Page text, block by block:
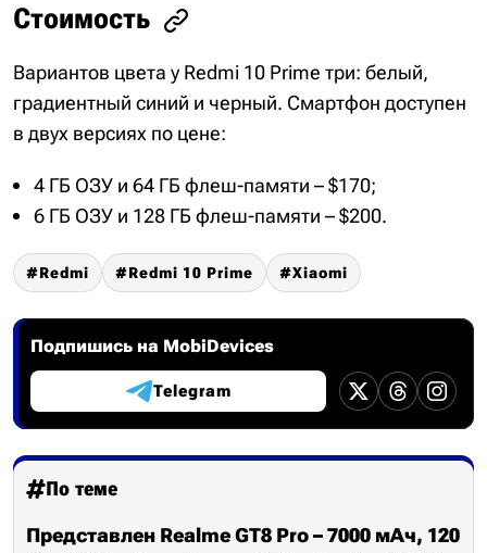
Стоимость
Вариантов цвета у Redmi 10 Prime три: белый,
градиентный синий и черный. Смартфон доступен
в двух версиях по цене:
4 ГБ ОЗУ и 64 ГБ флеш-памяти – $170;
6 ГБ ОЗУ и 128 ГБ флеш-памяти – $200.
Redmi Redmi 10 Prime Xiaomi
Подпишись на MobiDevices
Telegram
По теме
Представлен Realme GT8 Pro – 7000 мАч, 120